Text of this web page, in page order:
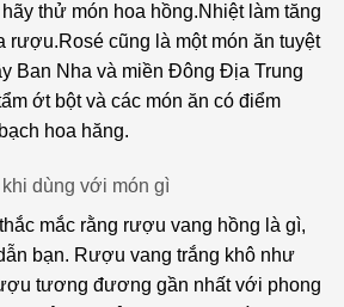
thử món hoa hồng.Nhiệt làm tăng
rượu.Rosé cũng là một món ăn tuyệt
Ban Nha và miền Đông Địa Trung
ớt bột và các món ăn có điểm
hoa hăng.
dùng với món gì
mắc rằng rượu vang hồng là gì,
bạn. Rượu vang trắng khô như
tương đương gần nhất với phong